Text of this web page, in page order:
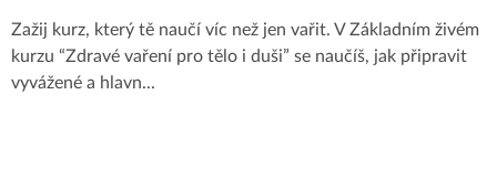
Zažij kurz, který tě naučí víc než jen vařit. V Základním živém
kurzu “Zdravé vaření pro tělo i duši” se naučíš, jak připravit
vyvážené a hlavn...